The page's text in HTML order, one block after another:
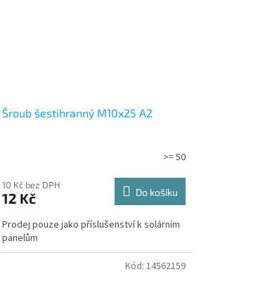
Šroub šestihranný M10x25 A2
>= 50
10 Kč bez DPH
12 Kč Do košíku
Prodej pouze jako příslušenství k solárním
panelům
Kód: 14562159